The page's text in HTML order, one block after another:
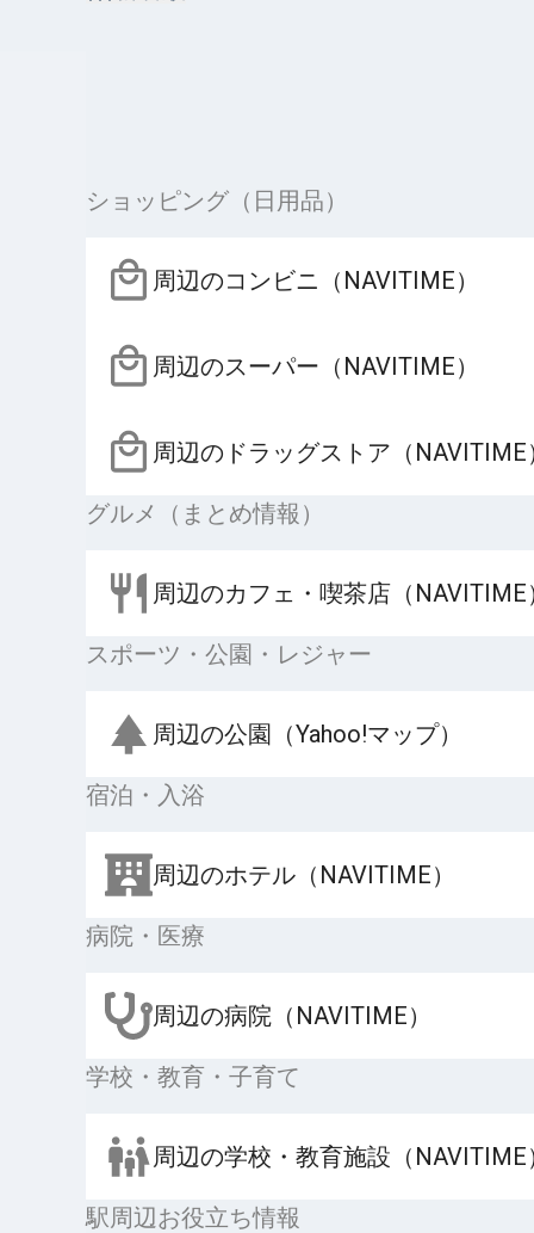
ショッピング（日用品）
周辺のコンビニ（NAVITIME）
周辺のスーパー（NAVITIME）
周辺のドラッグストア（NAVITIME
グルメ（まとめ情報）
周辺のカフェ・喫茶店（NAVITIME
スポーツ・公園・レジャー
周辺の公園（Yahoo!マップ）
宿泊・入浴
周辺のホテル（NAVITIME）
病院・医療
周辺の病院（NAVITIME）
学校・教育・子育て
周辺の学校・教育施設（NAVITIME
駅周辺お役立ち情報